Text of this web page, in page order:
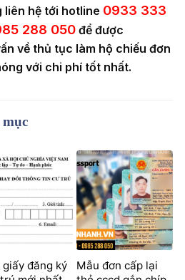
liên hệ tới hotline 0933 333
288 050để được
về thủ tục làm hộ chiếu đơn
với chi phí tốt nhất.
Mẫu đơn cấp lại
giấy đăng ký